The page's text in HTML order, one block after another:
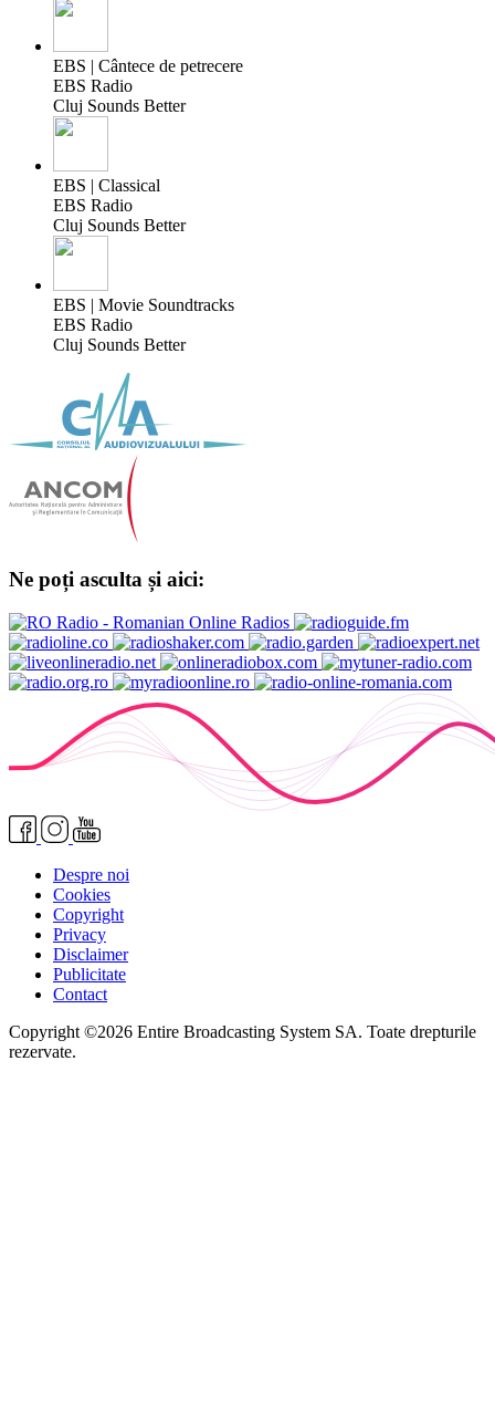
EBS | Cântece de petrecere
EBS Radio
Cluj Sounds Better
EBS | Classical
EBS Radio
Cluj Sounds Better
EBS | Movie Soundtracks
EBS Radio
Cluj Sounds Better
Ne poți asculta și aici:
Despre noi
Cookies
Copyright
Privacy
Disclaimer
Publicitate
Contact
Copyright ©2026 Entire Broadcasting System SA. Toate drepturile
rezervate.